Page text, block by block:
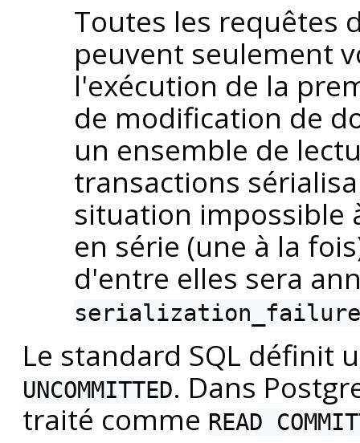
Toutes les requêtes
peuvent seulement
l'exécution de la
de modification de
un ensemble de
transactions
situation impossible
en série (une à la
d'entre elles sera
serialization_failure
Le standard SQL définit
UNCOMMITTED. Dans
traité comme READ